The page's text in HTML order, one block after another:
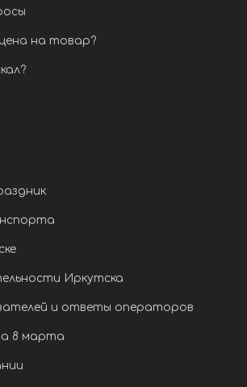
на товар?
Иркутска
и ответы операторов
8 марта